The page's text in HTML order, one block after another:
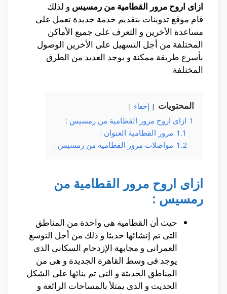
ازاى اروح مرور القطامية من رمسيس و لذلك
قام موقع تدوينات بتقديم خدمة جديدة تعمل على
مساعدة الأخرين و التعرف على جميع الأماكن
المختلفة من أجل التسهيل على الأخرين الوصول
بأسرع طريقة ممكنة و يوجد العديد من الطرق
المختلفة.
المحتويات إخفاء
1 ازاى اروح مرور القطامية من رمسيس :
1.1 مرور القطامية العنوان :
1.2 مواصلات مرور القطامية من رمسيس :
ازاى اروح مرور القطامية من
رمسيس :
حيث أن القطامية هى واحدة من المناطق
التى تم إنشائها حديثا و ذلك من أجل التوسع
العمرانى و مجابهة الإزدحام السكانى الذى
يوجد فى وسط القاهرة الجديدة و هى من
المناطق الحديثة و التى تم بنائها على الشكل
الحديث و الذى يمتلأ بالمساحات الرائعة و